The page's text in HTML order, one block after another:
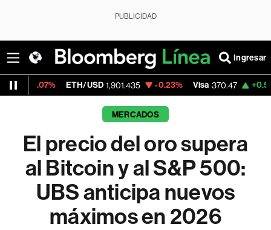
PUBLICIDAD
Ingresar
ETH/USD 1,901.435 -0.23% Visa 370.47 +0.52%
MERCADOS
El precio del oro supera
al Bitcoin y al S&P 500:
UBS anticipa nuevos
máximos en 2026